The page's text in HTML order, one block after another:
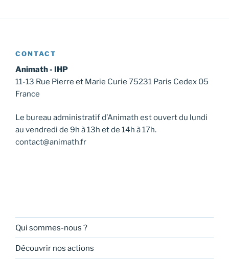
CONTACT
Animath - IHP
11-13 Rue Pierre et Marie Curie 75231 Paris Cedex 05
France
Le bureau administratif d’Animath est ouvert du lundi
au vendredi de 9h à 13h et de 14h à 17h.
contact@animath.fr
Qui sommes-nous ?
Découvrir nos actions